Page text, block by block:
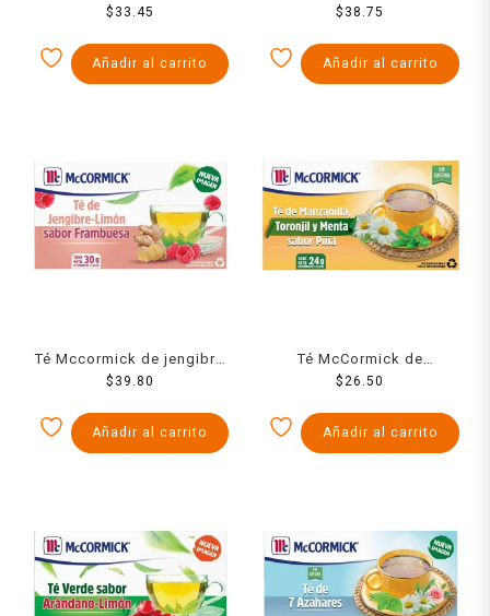
25 sobres 30 g
$ 33.45
Añadir al carrito
Energía 20 sobres 22 g
$ 38.75
Añadir al carrito
Té Mccormick de jengibre
limón sabor frambuesa 25
$ 39.80
Añadir al carrito
Té McCormick de
manzanilla, toronjil y
sobres 24 g
$26.50
Añadir al carrito